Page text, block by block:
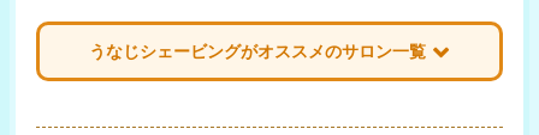
うなじシェービングがオススメのサロン一覧